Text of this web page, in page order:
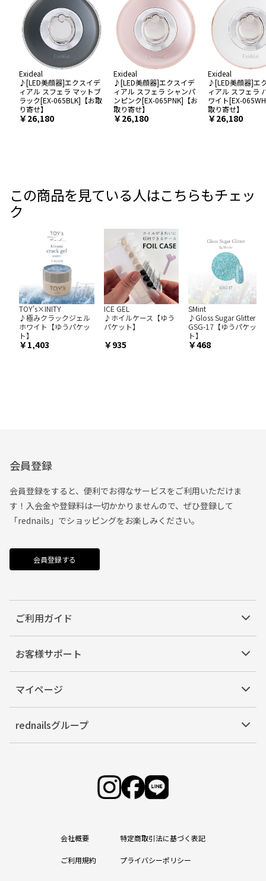
Exideal
♪[LED美顔器]エクスイデ
ィアル スフェラ マットブ
ラック[EX-065BLK]【お取
り寄せ】
￥26,180
Exideal
♪[LED美顔器]エクスイデ
ィアル スフェラ シャンパ
ンピンク[EX-065PNK]【お
取り寄せ】
￥26,180
Exideal
♪[LED美顔器]エ
ィアル スフェラ
ワイト[EX-
取り寄せ】
￥26,180
この商品を見ている人はこちらもチェッ
ク
TOY's×INITY
♪極みクラックジェル
ホワイト【ゆうパケッ
ト】
1,403
ICE GEL
♪ホイルケース【ゆう
パケット】
935
SMint
♪Gloss Sugar Glitter
GSG-17【ゆうパケッ
ト】
468
会員登録
会員登録をすると、便利でお得なサービスをご利用いただけま
す！入会金や登録料は一切かかりませんので、ぜひ登録して
「rednails」でショッピングをお楽しみください。
会員登録する
ご利用ガイド
お客様サポート
マイページ
rednailsグループ
会社概要 特定商取引法に基づく表記
ご利用規約 プライバシーポリシー